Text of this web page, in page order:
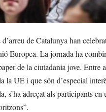
de Catalunya han
Europea. La jornada ha
de la ciutadania jove. Entre
UE i que són d’especial
s’ha adreçat als participants